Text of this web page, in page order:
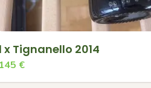
x Tignanello 2014
145 €